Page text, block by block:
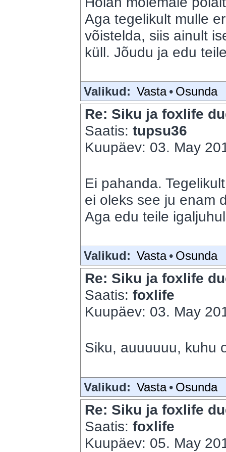
Aga tegelikult mulle
võistelda, siis ainult
küll. Jõudu ja edu
Valikud: Vasta • Osunda
Re: Siku ja foxlife
Saatis: tupsu36
Kuupäev: 03. May
Ei pahanda.
ei oleks see ju enam
Aga edu teile
Valikud: Vasta • Osunda
Re: Siku ja foxlife
Saatis: foxlife
Kuupäev: 03. May
Siku, auuuuuu, kuhu
Valikud: Vasta • Osunda
Re: Siku ja foxlife
Saatis: foxlife
Kuupäev: 05. May